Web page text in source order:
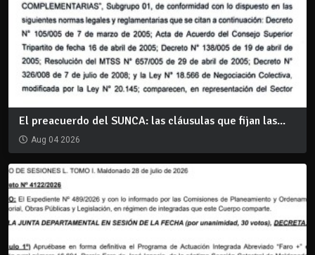
El preacuerdo del SUNCA: las cláusulas que fijan las...
Aug 04 2026